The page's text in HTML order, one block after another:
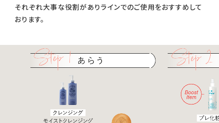
それぞれ大事な役割がありラインでのご使用をおすすめして
おります。